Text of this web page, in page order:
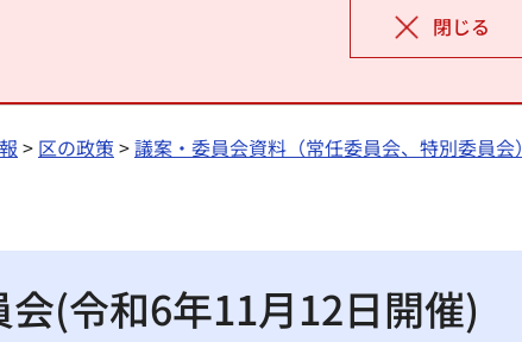
閉じる
> 区の政策>議案・委員会資料（常任委員会、特別委員会）
(令和6年11月12日開催)